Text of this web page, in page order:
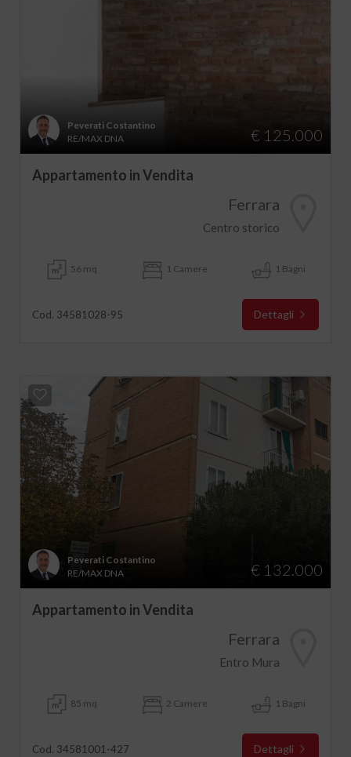
Peverati Costantino
RE/MAX DNA
€ 125.000
Appartamento in Vendita
Ferrara
Centro storico
56 mq 1 Camere 1 Bagni
Cod. 34581028-95 Dettagli
Peverati Costantino
RE/MAX DNA
€ 132.000
Appartamento in Vendita
Ferrara
Entro Mura
85 mq 2 Camere 1 Bagni
Cod. 34581001-427 Dettagli